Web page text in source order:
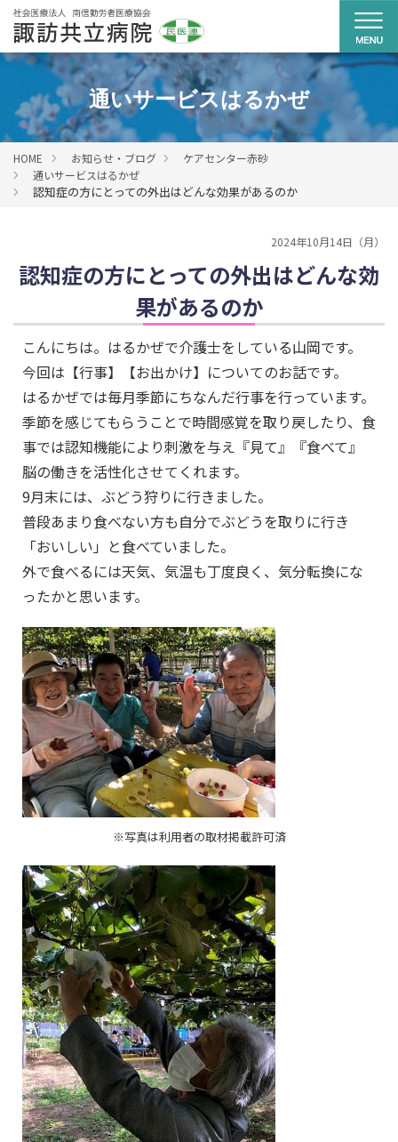
通いサービスはるかぜ
HOME お知らせ・ブログ
ケアセンター赤砂
通いサービスはるかぜ
認知症の方にとっての外出はどんな効果があるのか
2024年10月14日（月）
認知症の方にとっての外出はどんな効
果があるのか
こんにちは。はるかぜで介護士をしている山岡です。
今回は【行事】【お出かけ】についてのお話です。
はるかぜでは毎月季節にちなんだ行事を行っています。
季節を感じてもらうことで時間感覚を取り戻したり、食
事では認知機能により刺激を与え『見て』『食べて』
脳の働きを活性化させてくれます。
9月末には、ぶどう狩りに行きました。
普段あまり食べない方も自分でぶどうを取りに行き
「おいしい」と食べていました。
外で食べるには天気、気温も丁度良く、気分転換にな
ったかと思います。
※写真は利用者の取材掲載許可済